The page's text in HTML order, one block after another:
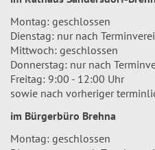
Montag: geschlossen
Dienstag: nur nach
Mittwoch: geschlossen
Donnerstag: nur nach
Freitag: 9:00 - 12:00 Uhr
sowie nach vorheriger
im Bürgerbüro Brehna
Montag: geschlossen